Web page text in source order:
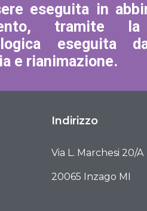
eseguita in
tramite la
eseguita
e rianimazione.
Indirizzo
Via L. Marchesi 20/A
20065 Inzago MI